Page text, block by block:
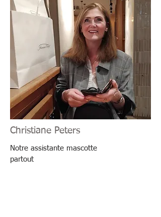
Christiane Peters
Notre assistante mascotte
partout